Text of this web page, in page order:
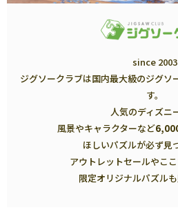
since 2003
ジグソークラブは国内最大級のジグソ
す。
人気のディズニ
風景やキャラクターなど
ほしいパズルが必ず見
アウトレットセールやこ
限定オリジナルパズル